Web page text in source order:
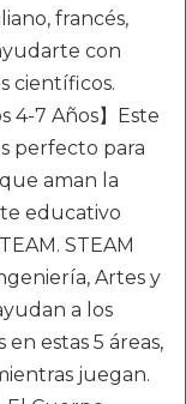
francés,
con
científicos.
4-7 Años】Este
perfecto para
aman la
educativo
STEAM
Artes y
a los
estas 5 áreas,
juegan.